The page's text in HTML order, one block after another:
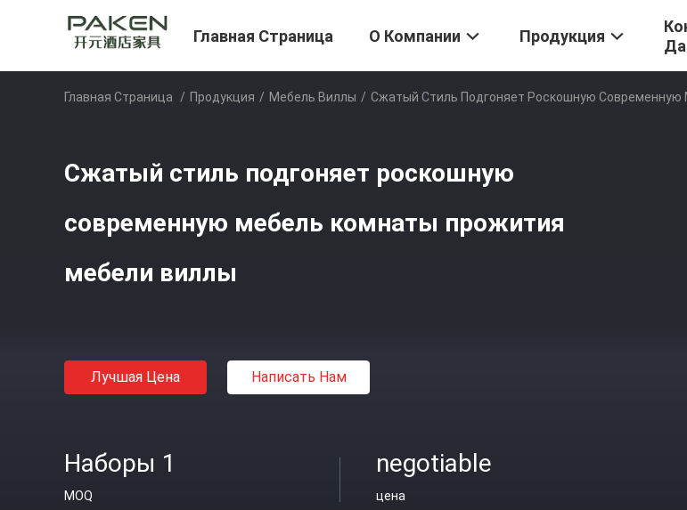
Главная Страница О Компании Продукция
Главная Страница / Продукция / Мебель Виллы / Сжатый Стиль Подгоняет Роскошную
Сжатый стиль подгоняет роскошную
современную мебель комнаты прожития
мебели виллы
Лучшая Цена Написать Нам
Наборы 1
MOQ
negotiable
цена